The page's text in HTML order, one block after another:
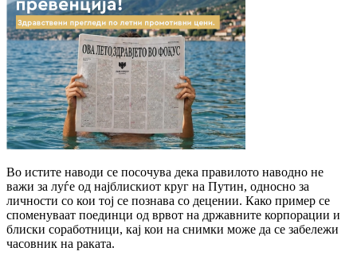
Во истите наводи се посочува дека правилото наводно не
важи за луѓе од најблискиот круг на Путин, односно за
личности со кои тој се познава со децении. Како пример се
споменуваат поединци од врвот на државните корпорации и
блиски соработници, кај кои на снимки може да се забележи
часовник на раката.